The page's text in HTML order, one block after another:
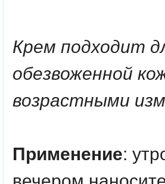
Крем подходит
обезвоженной
возрастными
Применение: